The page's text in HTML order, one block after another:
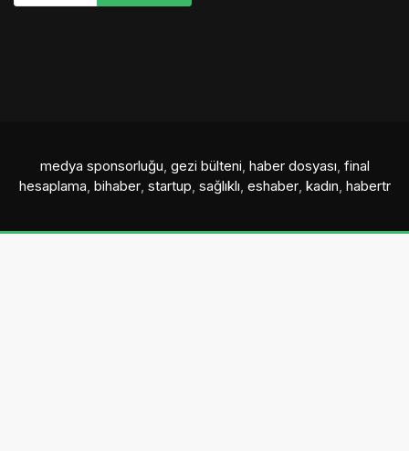
medya sponsorluğu, gezi bülteni, haber dosyası, final
hesaplama, bihaber, startup, sağlıklı, eshaber, kadın, habertr